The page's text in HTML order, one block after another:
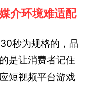
介环境难适配
秒为规格的，品
是让消费者记住
短视频平台游戏